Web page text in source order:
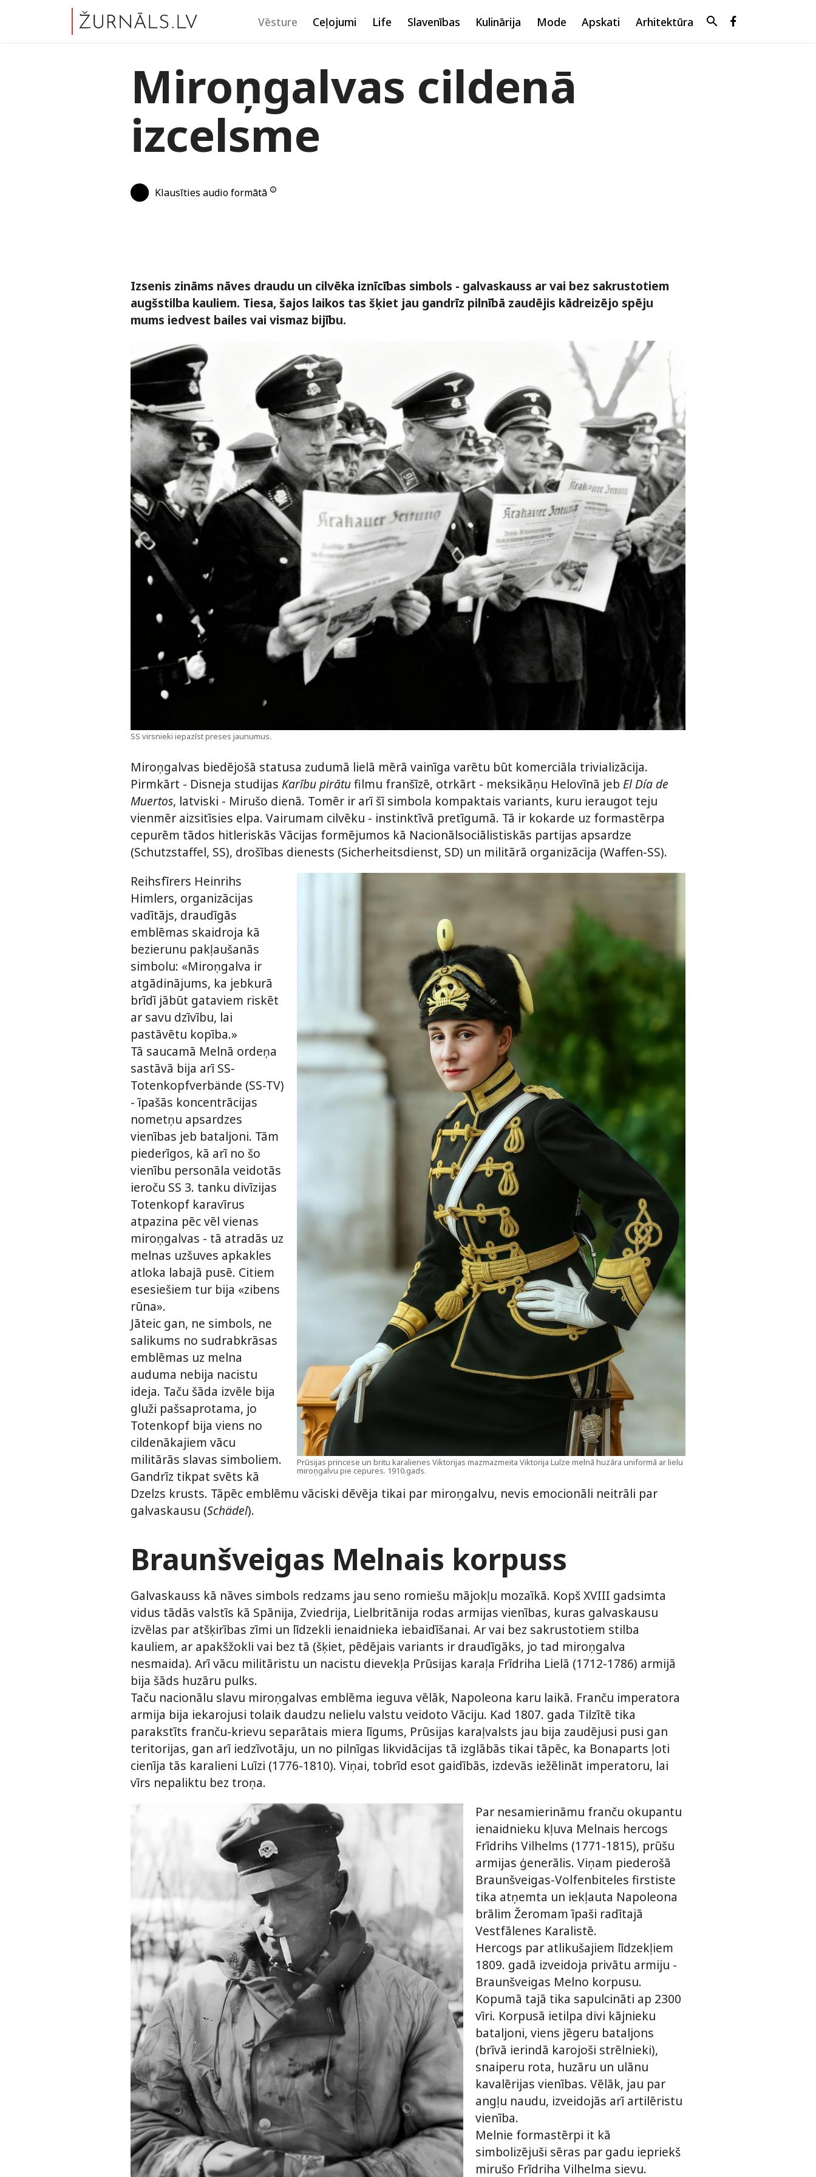
Vēsture Ceļojumi Life Slavenības Kulinārija Mode Apskati Arhitektūra search
Miroņgalvas cildenā
izcelsme
Klausīties audio formātā
Izsenis zināms nāves draudu un cilvēka iznīcības simbols - galvaskauss ar vai bez sakrustotiem
augšstilba kauliem. Tiesa, šajos laikos tas šķiet jau gandrīz pilnībā zaudējis kādreizējo spēju
mums iedvest bailes vai vismaz bijību.
SS virsnieki iepazīst preses jaunumus.
Miroņgalvas biedējošā statusa zudumā lielā mērā vainīga varētu būt komerciāla trivializācija.
Pirmkārt - Disneja studijas Karību pirātufilmu franšīzē, otrkārt - meksikāņu Helovīnā jeb El Día de
Muertos, latviski - Mirušo dienā. Tomēr ir arī šī simbola kompaktais variants, kuru ieraugot teju
vienmēr aizsitīsies elpa. Vairumam cilvēku - instinktīvā pretīgumā. Tā ir kokarde uz formastērpa
cepurēm tādos hitleriskās Vācijas formējumos kā Nacionālsociālistiskās partijas apsardze
(Schutzstaffel, SS), drošības dienests (Sicherheitsdienst, SD) un militārā organizācija (Waffen-SS).
Prūsijas princese un britu karalienes Viktorijas mazmazmeita Viktorija Luīze melnā huzāra uniformā ar lielu
miroņgalvu pie cepures. 1910.gads.
Reihsfīrers Heinrihs
Himlers, organizācijas
vadītājs, draudīgās
emblēmas skaidroja kā
bezierunu pakļaušanās
simbolu: «Miroņgalva ir
atgādinājums, ka jebkurā
brīdī jābūt gataviem riskēt
ar savu dzīvību, lai
pastāvētu kopība.»
Tā saucamā Melnā ordeņa
sastāvā bija arī SS-
Totenkopfverbände (SS-TV)
- īpašās koncentrācijas
nometņu apsardzes
vienības jeb bataljoni. Tām
piederīgos, kā arī no šo
vienību personāla veidotās
ieroču SS 3. tanku divīzijas
Totenkopf karavīrus
atpazina pēc vēl vienas
miroņgalvas - tā atradās uz
melnas uzšuves apkakles
atloka labajā pusē. Citiem
esesiešiem tur bija «zibens
rūna».
Jāteic gan, ne simbols, ne
salikums no sudrabkrāsas
emblēmas uz melna
auduma nebija nacistu
ideja. Taču šāda izvēle bija
gluži pašsaprotama, jo
Totenkopf bija viens no
cildenākajiem vācu
militārās slavas simboliem.
Gandrīz tikpat svēts kā
Dzelzs krusts. Tāpēc emblēmu vāciski dēvēja tikai par miroņgalvu, nevis emocionāli neitrāli par
galvaskausu (Schädel).
Braunšveigas Melnais korpuss
Galvaskauss kā nāves simbols redzams jau seno romiešu mājokļu mozaīkā. Kopš XVIII gadsimta
vidus tādās valstīs kā Spānija, Zviedrija, Lielbritānija rodas armijas vienības, kuras galvaskausu
izvēlas par atšķirības zīmi un līdzekli ienaidnieka iebaidīšanai. Ar vai bez sakrustotiem stilba
kauliem, ar apakšžokli vai bez tā (šķiet, pēdējais variants ir draudīgāks, jo tad miroņgalva
nesmaida). Arī vācu militāristu un nacistu dievekļa Prūsijas karaļa Frīdriha Lielā (1712-1786) armijā
bija šāds huzāru pulks.
Taču nacionālu slavu miroņgalvas emblēma ieguva vēlāk, Napoleona karu laikā. Franču imperatora
armija bija iekarojusi tolaik daudzu nelielu valstu veidoto Vāciju. Kad 1807. gada Tilzītē tika
parakstīts franču-krievu separātais miera līgums, Prūsijas karaļvalsts jau bija zaudējusi pusi gan
teritorijas, gan arī iedzīvotāju, un no pilnīgas likvidācijas tā izglābās tikai tāpēc, ka Bonaparts ļoti
cienīja tās karalieni Luīzi (1776-1810). Viņai, tobrīd esot gaidībās, izdevās iežēlināt imperatoru, lai
vīrs nepaliktu bez troņa.
Par nesamierināmu franču okupantu
ienaidnieku kļuva Melnais hercogs
Frīdrihs Vilhelms (1771-1815), prūšu
armijas ģenerālis. Viņam piederošā
Braunšveigas-Volfenbiteles firstiste
tika atņemta un iekļauta Napoleona
brālim Žeromam īpaši radītajā
Vestfālenes Karalistē.
Hercogs par atlikušajiem līdzekļiem
1809. gadā izveidoja privātu armiju -
Braunšveigas Melno korpusu.
Kopumā tajā tika sapulcināti ap 2300
vīri. Korpusā ietilpa divi kājnieku
bataljoni, viens jēgeru bataljons
(brīvā ierindā karojoši strēlnieki),
snaiperu rota, huzāru un ulānu
kavalērijas vienības. Vēlāk, jau par
angļu naudu, izveidojās arī artilēristu
vienība.
Melnie formastērpi it kā
simbolizējuši sēras par gadu iepriekš
mirušo Frīdriha Vilhelma sievu.